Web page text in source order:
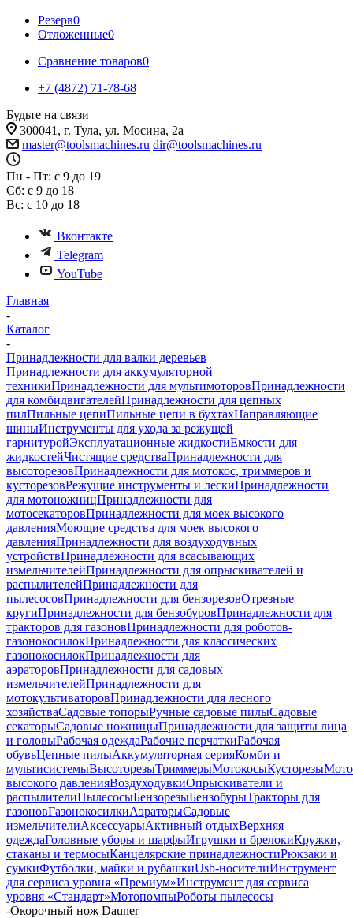
Резерв0
Отложенные0
Сравнение товаров0
+7 (4872) 71-78-68
Будьте на связи
300041, г. Тула, ул. Мосина, 2а
master@toolsmachines.ru dir@toolsmachines.ru
Пн - Пт: с 9 до 19
Сб: с 9 до 18
Вс: с 10 до 18
Вконтакте
Telegram
YouTube
Главная
-
Каталог
-
Принадлежности для валки деревьев
Принадлежности для аккумуляторной
техникиПринадлежности для мультимоторовПринадлежности
для комбидвигателейПринадлежности для цепных
пилПильные цепиПильные цепи в бухтахНаправляющие
шиныИнструменты для ухода за режущей
гарнитуройЭксплуатационные жидкостиЕмкости для
жидкостейЧистящие средстваПринадлежности для
высоторезовПринадлежности для мотокос, триммеров и
кусторезовРежущие инструменты и лескиПринадлежности
для мотоножницПринадлежности для
мотосекаторовПринадлежности для моек высокого
давленияМоющие средства для моек высокого
давленияПринадлежности для воздуходувных
устройствПринадлежности для всасывающих
измельчителейПринадлежности для опрыскивателей и
распылителейПринадлежности для
пылесосовПринадлежности для бензорезовОтрезные
кругиПринадлежности для бензобуровПринадлежности для
тракторов для газоновПринадлежности для роботов-
газонокосилокПринадлежности для классических
газонокосилокПринадлежности для
аэраторовПринадлежности для садовых
измельчителейПринадлежности для
мотокультиваторовПринадлежности для лесного
хозяйстваСадовые топорыРучные садовые пилыСадовые
секаторыСадовые ножницыПринадлежности для защиты лица
и головыРабочая одеждаРабочие перчаткиРабочая
обувьЦепные пилыАккумуляторная серияКомби и
мультисистемыВысоторезыТриммерыМотокосыКусторезы
высокого давленияВоздуходувкиОпрыскиватели и
распылителиПылесосыБензорезыБензобурыТракторы для
газоновГазонокосилкиАэраторыСадовые
измельчителиАксессуарыАктивный отдыхВерхняя
одеждаГоловные уборы и шарфыИгрушки и брелокиКружки,
стаканы и термосыКанцелярские принадлежностиРюкзаки и
сумкиФутболки, майки и рубашкиUsb-носителиИнструмент
для сервиса уровня «Премиум»Инструмент для сервиса
уровня «Стандарт»МотопомпыРоботы пылесосы
-Окорочный нож Dauner